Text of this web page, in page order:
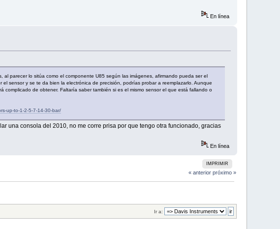
En línea
parecer lo sitúa como el componente U85 según las imágenes, afirmando pueda ser el
sensor y se te da bien la electrónica de precisión, podrías probar a reemplazarlo. Aunque
de obtener. Faltaría saber también si es el mismo sensor el que está fallando o
up-to-1-2-5-7-14-30-bar/
una consola del 2010, no me corre prisa por que tengo otra funcionado, gracias
En línea
IMPRIMIR
« anterior próximo »
Ir a: